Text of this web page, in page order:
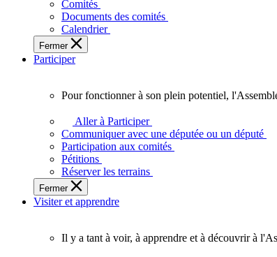
touchent
vie
des
Ontariennes
Ontariens.
Comités
Documents des comités
Calendrier
Fermer
Participer
fonctionner
plein
potentiel,
l'Assemblée
a
besoin
Pour fonctionner à son plein potentiel,
Aller à Participer
Communiquer avec une députée ou un député
Participation aux comités
Pétitions
Réserver les terrains
Fermer
Visiter et apprendre
Il y a tant à voir, à apprendre et à découvrir à